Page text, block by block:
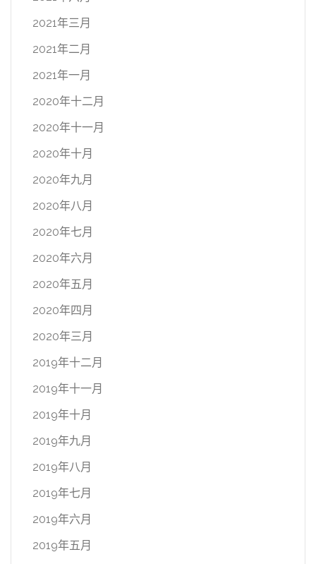
2021年三月
2021年二月
2021年一月
2020年十二月
2020年十一月
2020年十月
2020年九月
2020年八月
2020年七月
2020年六月
2020年五月
2020年四月
2020年三月
2019年十二月
2019年十一月
2019年十月
2019年九月
2019年八月
2019年七月
2019年六月
2019年五月